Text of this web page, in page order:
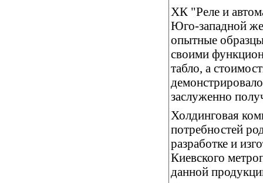
ХК "Реле и
Юго-западной
опытные образцы
своими
табло, а
заслуженно
Холдинговая
потребностей
разработке и
Киевского
данной